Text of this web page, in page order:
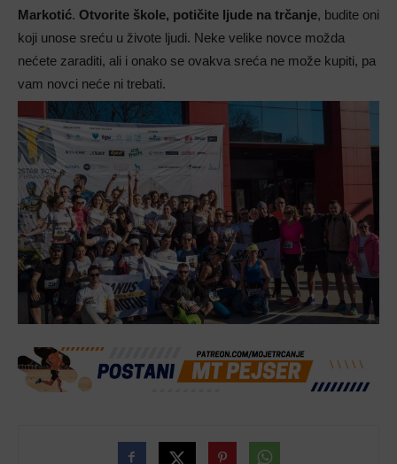
Markotić. Otvorite škole, potičite ljude na trčanje, budite oni
koji unose sreću u živote ljudi. Neke velike novce možda
nećete zaraditi, ali i onako se ovakva sreća ne može kupiti, pa
vam novci neće ni trebati.